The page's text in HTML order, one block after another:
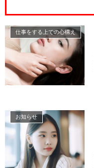
仕事をする上での心構え
お知らせ